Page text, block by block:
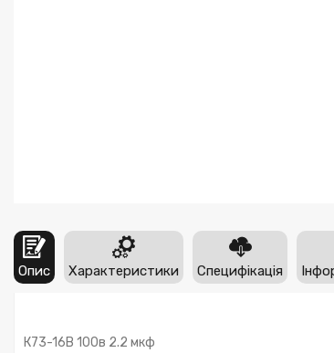
Опис Характеристики Специфікація
К73-16В 100в 2.2 мкф